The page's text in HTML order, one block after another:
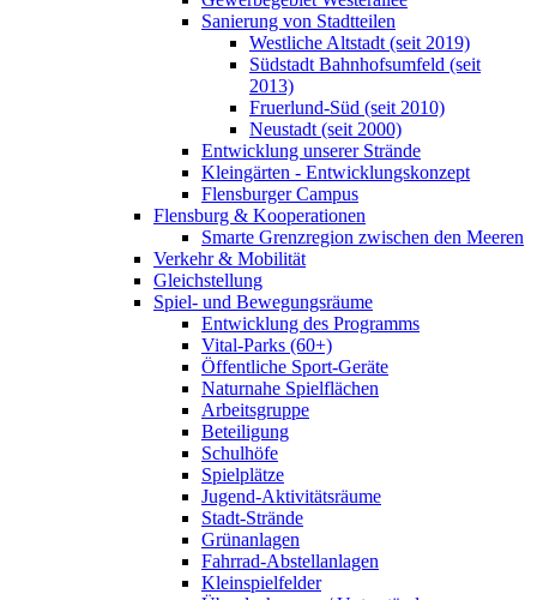
Sanierung von Stadtteilen
Westliche Altstadt (seit 2019)
Südstadt Bahnhofsumfeld (seit
2013)
Fruerlund-Süd (seit 2010)
Neustadt (seit 2000)
Entwicklung unserer Strände
Kleingärten - Entwicklungskonzept
Flensburger Campus
Flensburg & Kooperationen
Smarte Grenzregion zwischen den Meeren
Verkehr & Mobilität
Gleichstellung
Spiel- und Bewegungsräume
Entwicklung des Programms
Vital-Parks (60+)
Öffentliche Sport-Geräte
Naturnahe Spielflächen
Arbeitsgruppe
Beteiligung
Schulhöfe
Spielplätze
Jugend-Aktivitätsräume
Stadt-Strände
Grünanlagen
Fahrrad-Abstellanlagen
Kleinspielfelder